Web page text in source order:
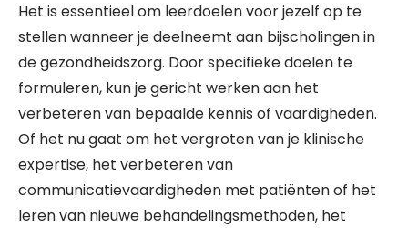
Het is essentieel om leerdoelen voor jezelf op te
stellen wanneer je deelneemt aan bijscholingen in
de gezondheidszorg. Door specifieke doelen te
formuleren, kun je gericht werken aan het
verbeteren van bepaalde kennis of vaardigheden.
Of het nu gaat om het vergroten van je klinische
expertise, het verbeteren van
communicatievaardigheden met patiënten of het
leren van nieuwe behandelingsmethoden, het